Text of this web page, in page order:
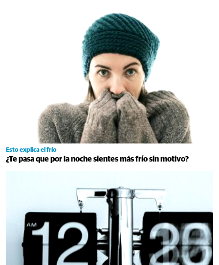
Esto explica el frío
¿Te pasa que por la noche sientes más frío sin motivo?